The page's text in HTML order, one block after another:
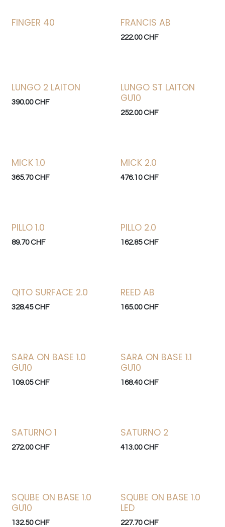
FINGER 40 FRANCIS AB
222.00CHF
LUNGO 2 LAITON
390.00CHF
LUNGO ST LAITON
GU10
252.00CHF
MICK 1.0
365.70CHF
MICK 2.0
476.10CHF
PILLO 1.0
89.70CHF
PILLO 2.0
162.85CHF
QITO SURFACE 2.0
328.45CHF
REED AB
165.00CHF
SARA ON BASE 1.0
GU10
109.05CHF
SARA ON BASE 1.1
GU10
168.40CHF
SATURNO 1
272.00CHF
SATURNO 2
413.00CHF
SQUBE ON BASE 1.0
GU10
132.50CHF
SQUBE ON BASE 1.0
LED
227.70CHF